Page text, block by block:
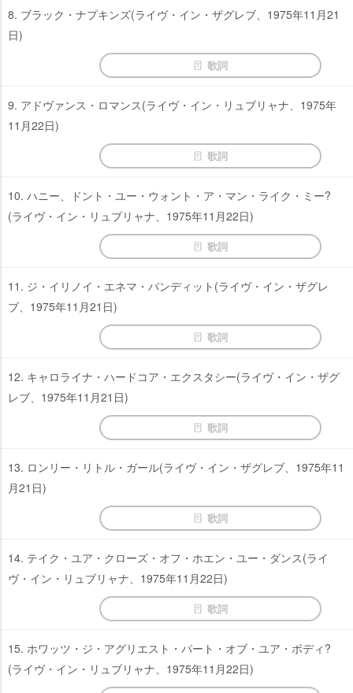
8. ブラック・ナプキンズ(ライヴ・イン・ザグレブ、1975年11月21
日)
歌詞
9. アドヴァンス・ロマンス(ライヴ・イン・リュブリャナ、1975年
11月22日)
歌詞
10. ハニー、ドント・ユー・ウォント・ア・マン・ライク・ミー?
(ライヴ・イン・リュブリャナ、1975年11月22日)
歌詞
11. ジ・イリノイ・エネマ・バンディット(ライヴ・イン・ザグレ
ブ、1975年11月21日)
歌詞
12. キャロライナ・ハードコア・エクスタシー(ライヴ・イン・ザグ
レブ、1975年11月21日)
歌詞
13. ロンリー・リトル・ガール(ライヴ・イン・ザグレブ、1975年11
月21日)
歌詞
14. テイク・ユア・クローズ・オフ・ホエン・ユー・ダンス(ライ
ヴ・イン・リュブリャナ、1975年11月22日)
歌詞
15. ホワッツ・ジ・アグリエスト・パート・オブ・ユア・ボディ?
(ライヴ・イン・リュブリャナ、1975年11月22日)